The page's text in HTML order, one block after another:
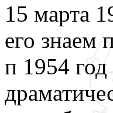
15 марта
его знаем
п 1954